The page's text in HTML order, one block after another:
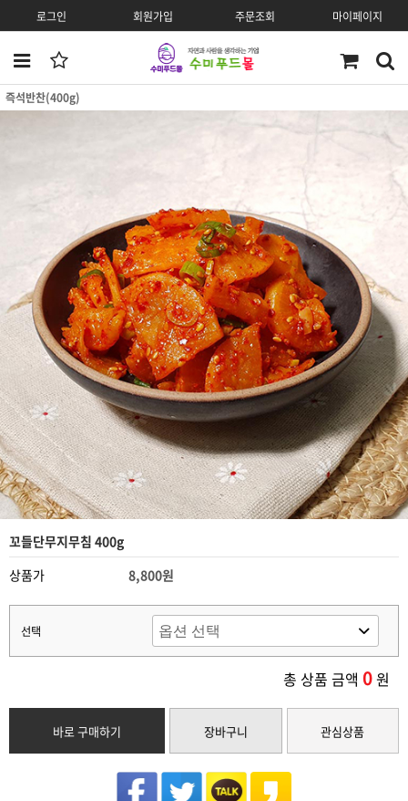
로그인 회원가입 주문조회 마이페이지
즉석반찬(400g)
꼬들단무지무침 400g
상품가
8,800원
선택
총 상품 금액 0원
바로 구매하기 장바구니 관심상품